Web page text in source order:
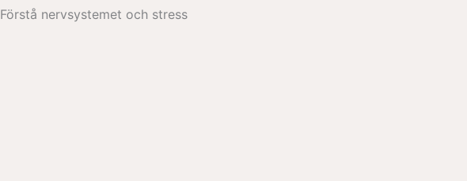
Förstå nervsystemet och stress